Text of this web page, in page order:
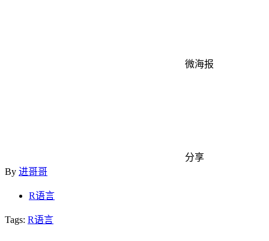
微海报
分享
By 进哥哥
R语言
Tags: R语言